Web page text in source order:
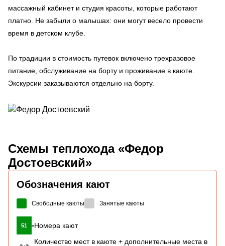
массажный кабинет и студия красоты, которые работают
платно. Не забыли о малышах: они могут весело провести
время в детском клубе.
По традиции в стоимость путевок включено трехразовое
питание, обслуживание на борту и проживание в каюте.
Экскурсии заказываются отдельно на борту.
Схемы теплохода «Федор
Достоевский»
Обозначения кают
Свободные каюты Занятые каюты
51 -Номера кают
Количество мест в каюте + дополнительные места в